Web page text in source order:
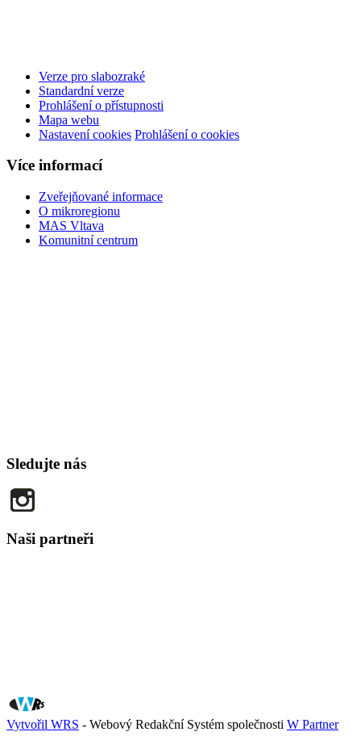
Verze pro slabozraké
Standardní verze
Prohlášení o přístupnosti
Mapa webu
Nastavení cookies Prohlášení o cookies
Více informací
Zveřejňované informace
O mikroregionu
MAS Vltava
Komunitní centrum
Sledujte nás
Naši partneři
Vytvořil WRS - Webový Redakční Systém společnosti W Partner